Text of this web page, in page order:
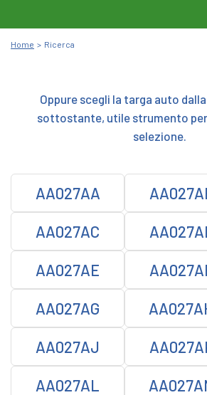
Home Ricerca
Oppure scegli la targa auto
sottostante, utile strumento
selezione.
AA027AA
AA027AC
AA027AE
AA027AG
AA027AJ
AA027AL